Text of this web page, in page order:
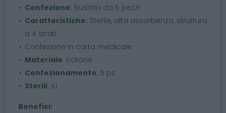
Confezione: Bustina da 5 pezzi
Caratteristiche: Sterile, alta assorbenza, struttura
a 4 strati
Confezione in carta medicale
Materiale: cotone
Confezionamento: 5 pz
Sterili: sì
Benefici: